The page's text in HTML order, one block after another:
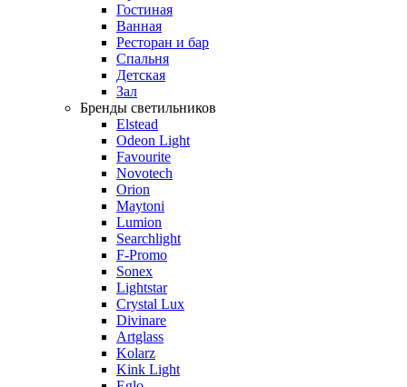
Гостиная
Ванная
Ресторан и бар
Спальня
Детская
Зал
Бренды светильников
Elstead
Odeon Light
Favourite
Novotech
Orion
Maytoni
Lumion
Searchlight
F-Promo
Sonex
Lightstar
Crystal Lux
Divinare
Artglass
Kolarz
Kink Light